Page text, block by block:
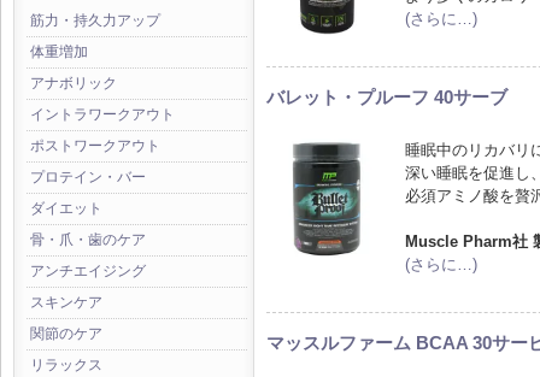
筋力・持久力アップ
体重増加
アナボリック
イントラワークアウト
ポストワークアウト
プロテイン・バー
ダイエット
骨・爪・歯のケア
アンチエイジング
スキンケア
関節のケア
リラックス
(さらに…)
バレット・プルーフ 40サーブ
睡眠中のリカバリ
深い睡眠を促進し
必須アミノ酸を贅
Muscle Pharm社
(さらに…)
マッスルファーム BCAA 30サー